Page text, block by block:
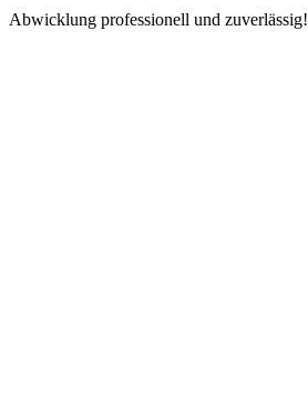
Abwicklung professionell und zuverlässig!